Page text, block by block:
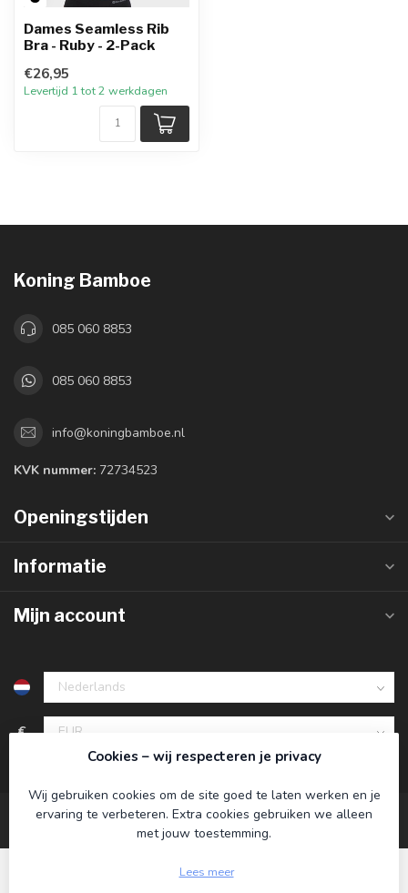
Dames Seamless Rib
Bra - Ruby - 2-Pack
€26,95
Levertijd 1 tot 2 werkdagen
Koning Bamboe
085 060 8853
085 060 8853
info@koningbamboe.nl
KVK nummer: 72734523
Openingstijden
Informatie
Mijn account
€
Cookies – wij respecteren je privacy
Wij gebruiken cookies om de site goed te laten werken en je
ervaring te verbeteren. Extra cookies gebruiken we alleen
met jouw toestemming.
Lees meer